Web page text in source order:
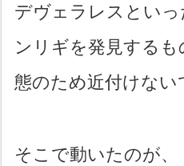
デヴェラレスとい
ンリギを発見する
態のため近付けない
そこで動いたのが